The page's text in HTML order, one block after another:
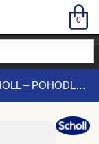
0
DÁMSKE ZDRAVOTNÉ ŠĽAPKY SCHOLL – POHODLIE, ĽAHKOSŤ, OPORA